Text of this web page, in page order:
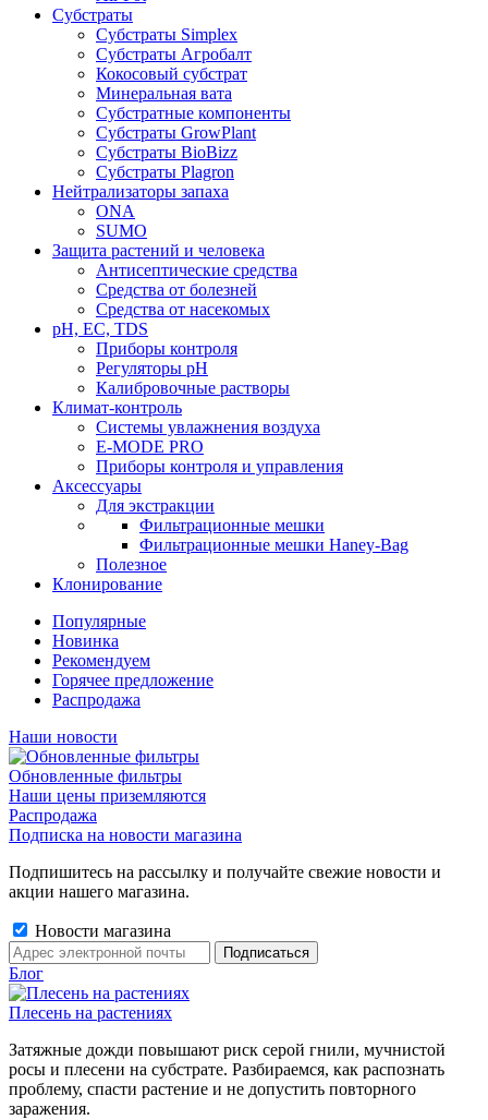
Субстраты
Субстраты Simplex
Субстраты Агробалт
Кокосовый субстрат
Минеральная вата
Субстратные компоненты
Субстраты GrowPlant
Субстраты BioBizz
Субстраты Plagron
Нейтрализаторы запаха
ONA
SUMO
Защита растений и человека
Антисептические средства
Средства от болезней
Средства от насекомых
pH, EC, TDS
Приборы контроля
Регуляторы pH
Калибровочные растворы
Климат-контроль
Системы увлажнения воздуха
E-MODE PRO
Приборы контроля и управления
Аксессуары
Для экстракции
Фильтрационные мешки
Фильтрационные мешки Haney-Bag
Полезное
Клонирование
Популярные
Новинка
Рекомендуем
Горячее предложение
Распродажа
Наши новости
Обновленные фильтры
Наши цены приземляются
Распродажа
Подписка на новости магазина
Подпишитесь на рассылку и получайте свежие новости и
акции нашего магазина.
Новости магазина
Блог
Плесень на растениях
Затяжные дожди повышают риск серой гнили, мучнистой
росы и плесени на субстрате. Разбираемся, как распознать
проблему, спасти растение и не допустить повторного
заражения.